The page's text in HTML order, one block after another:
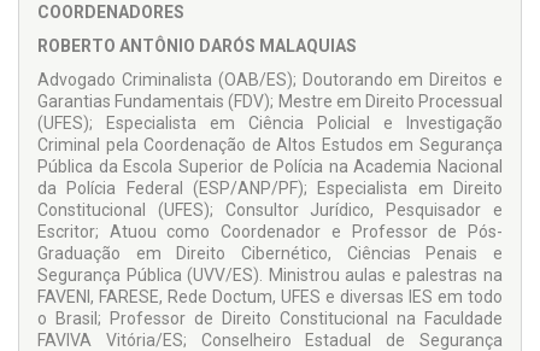
dessa mencionada dupla de dedicados juristas, estimulando
pesquisas acadêmicas de excelente nível científico que
subsidiarão novas políticas públicas para a área da
Segurança Pública e Defesa Social (...). Só me resta desejar
uma agradável leitura a todos vocês.
Anderson Sant’Ana Pedra
Procurador do Estado do Espírito Santo (PGE/ES)
COORDENADORES
ROBERTO ANTÔNIO DARÓS MALAQUIAS
Advogado Criminalista (OAB/ES); Doutorando em Direitos e
Garantias Fundamentais (FDV); Mestre em Direito Processual
(UFES); Especialista em Ciência Policial e Investigação
Criminal pela Coordenação de Altos Estudos em Segurança
Pública da Escola Superior de Polícia na Academia Nacional
da Polícia Federal (ESP/ANP/PF); Especialista em Direito
Constitucional (UFES); Consultor Jurídico, Pesquisador e
Escritor; Atuou como Coordenador e Professor de Pós-
Graduação em Direito Cibernético, Ciências Penais e
Segurança Pública (UVV/ES). Ministrou aulas e palestras na
FAVENI, FARESE, Rede Doctum, UFES e diversas IES em todo
o Brasil; Professor de Direito Constitucional na Faculdade
FAVIVA Vitória/ES; Conselheiro Estadual de Segurança